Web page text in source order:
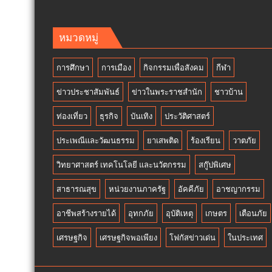
ว
เวอร์
”
เสริม
โรงเรียน
สุข
ภาวะ
ด้วย
จุลินทรีย์”
(
Healthy
school)
เสริม
ความ
จัดการ
ของ
ขวัญ
แม่
แห่ง
ชาติ
แทน
คำ
ว่า
หมวดหมู่
การศึกษา การเมือง กิจกรรมเพื่อสังคม กีฬา
ข่าวประชาสัมพันธ์ ข่าวในพระราชสำนัก ชาวบ้าน
ท่องเที่ยว ธุรกิจ บันเทิง ประวัติศาสตร์
ประเพณีและวัฒนธรรม ยาเสพติด ร้องเรียน วาตภัย
วิทยาศาสตร์ เทคโนโลยี และนวัตกรรม สกู๊ปพิเศษ
สาธารณสุข หน่วยงานภาครัฐ อัคคีภัย อาชญากรรม
อาชีพสร้างรายได้ อุทกภัย อุบัติเหตุ เกษตร เตือนภัย
เศรษฐกิจ เศรษฐกิจพอเพียง โฟกัสข่าวเด่น ในประเทศ